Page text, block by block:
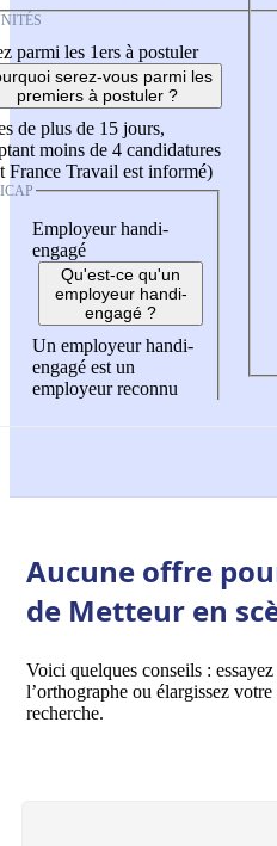
parmi les 1ers à postuler
serez-vous parmi les
premiers à postuler ?
de plus de 15 jours,
moins de 4 candidatures
France Travail est informé)
Employeur handi-
engagé
Qu'est-ce qu'un
employeur handi-
engagé ?
Un employeur handi-
engagé est un
employeur reconnu
Aucune offre
de Metteur en
Voici quelques conseils :
l’orthographe ou élargissez
recherche.